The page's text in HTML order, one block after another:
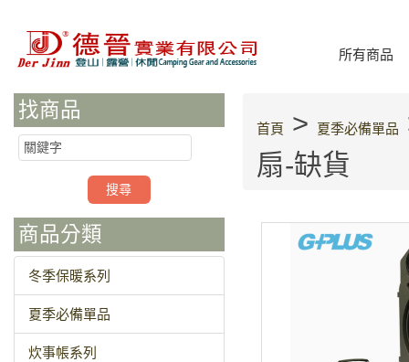
所有商品
找商品
商品分類
冬季保暖系列
夏季必備單品
炊事帳系列
首頁 > 夏季必備單品
扇-缺貨